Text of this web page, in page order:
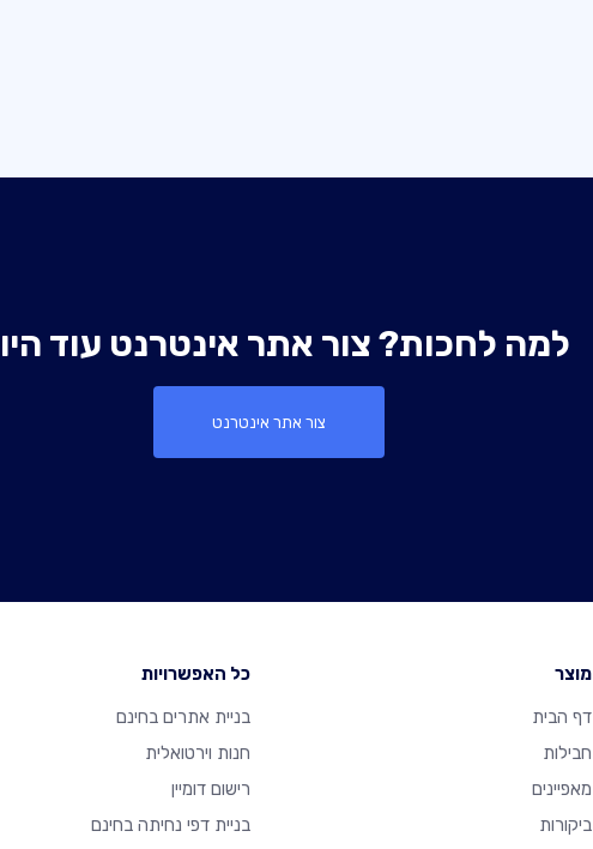
למה לחכות? צור אתר אינטרנט עוד
צור אתר אינטרנט
מוצר
דף הבית
חבילות
מאפיינים
ביקורות
כל האפשרויות
בניית אתרים בחינם
חנות וירטואלית
רישום דומיין
בניית דפי נחיתה בחינם